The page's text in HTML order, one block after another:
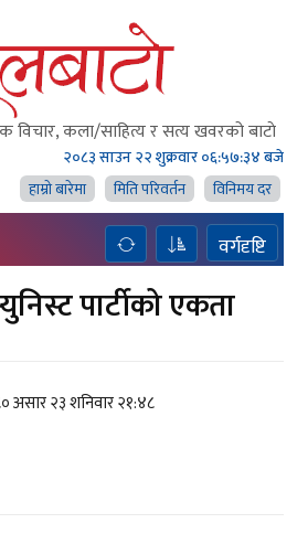
विचार, कला/साहित्य र सत्य खवरको बाटाे
२०८३ साउन २२ शुक्रवार०६:५७:३५ बजे
हाम्राे बारेमा
मिति परिवर्तन विनिमय दर
वर्गदृष्टि
पार्टीको एकता
असार २३ शनिवार २१:४८